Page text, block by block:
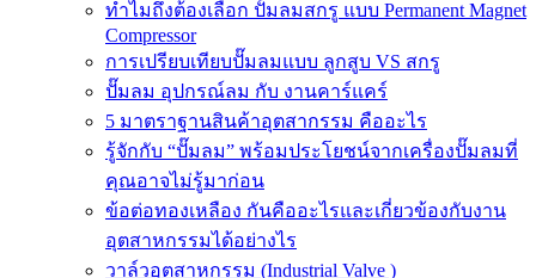
ทำไมถึงต้องเลือก ปั้มลมสกรู แบบ Permanent Magnet
Compressor
การเปรียบเทียบปั๊มลมแบบ ลูกสูบ VS สกรู
ปั๊มลม อุปกรณ์ลม กับ งานคาร์แคร์
5 มาตราฐานสินค้าอุตสากรรม คืออะไร
รู้จักกับ “ปั๊มลม” พร้อมประโยชน์จากเครื่องปั๊มลมที่
คุณอาจไม่รู้มาก่อน
ข้อต่อทองเหลือง กันคืออะไรและเกี่ยวข้องกับงาน
อุตสาหกรรมได้อย่างไร
วาล์วอุตสาหกรรม (Industrial Valve )